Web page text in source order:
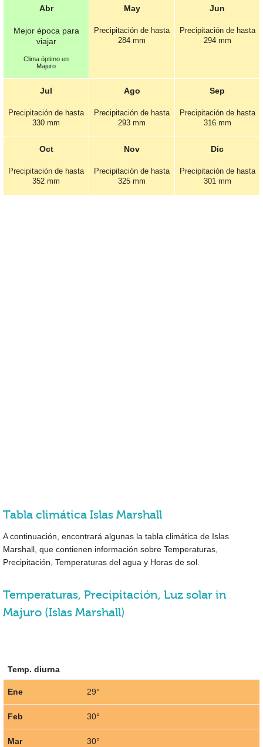
Abr
Mejor época para
viajar
Clima óptimo en
Majuro
May
Precipitación de hasta
284 mm
Jun
Precipitación de hasta
294 mm
Jul
Precipitación de hasta
330 mm
Ago
Precipitación de hasta
293 mm
Sep
Precipitación de hasta
316 mm
Oct
Precipitación de hasta
352 mm
Nov
Precipitación de hasta
325 mm
Dic
Precipitación de hasta
301 mm
Tabla climática Islas Marshall
A continuación, encontrará algunas la tabla climática de Islas
Marshall, que contienen información sobre Temperaturas,
Precipitación, Temperaturas del agua y Horas de sol.
Temperaturas, Precipitación, Luz solar in
Majuro (Islas Marshall)
Temp. diurna
Ene 29°
Feb 30°
Mar 30°